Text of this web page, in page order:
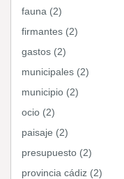
fauna (2)
firmantes (2)
gastos (2)
municipales (2)
municipio (2)
ocio (2)
paisaje (2)
presupuesto (2)
provincia cádiz (2)